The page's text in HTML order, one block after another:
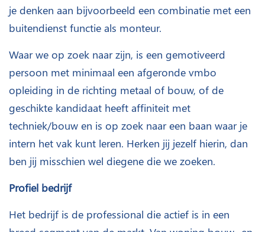
je denken aan bijvoorbeeld een combinatie met een
buitendienst functie als monteur.
Waar we op zoek naar zijn, is een gemotiveerd
persoon met minimaal een afgeronde vmbo
opleiding in de richting metaal of bouw, of de
geschikte kandidaat heeft affiniteit met
techniek/bouw en is op zoek naar een baan waar je
intern het vak kunt leren. Herken jij jezelf hierin, dan
ben jij misschien wel diegene die we zoeken.
Profiel bedrijf
Het bedrijf is de professional die actief is in een